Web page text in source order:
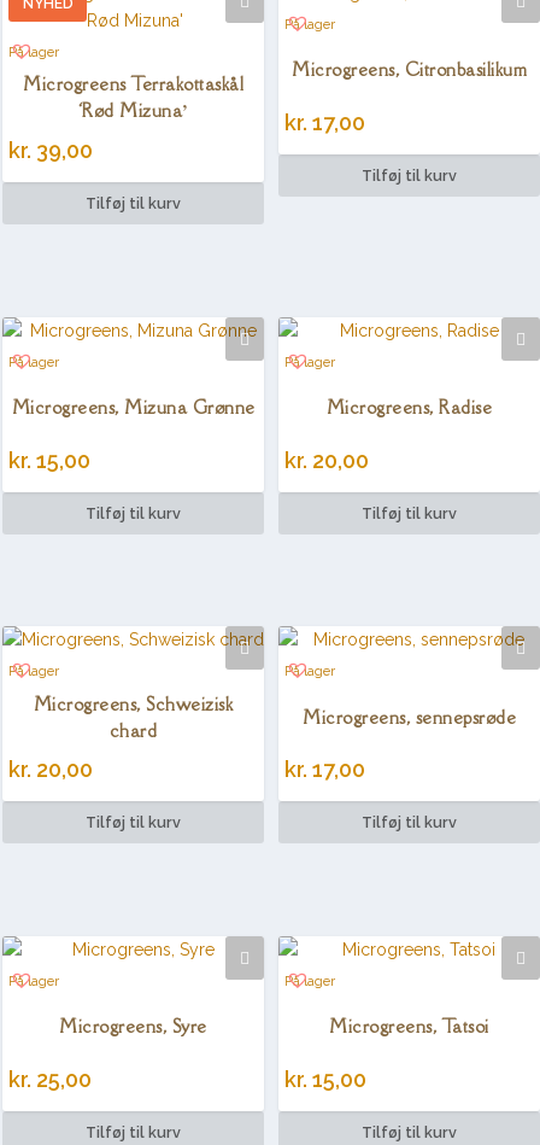
NYHED
På lager
Microgreens Terrakottaskål
‘Rød Mizuna’
kr. 39,00
Tilføj til kurv
På lager
Microgreens, Citronbasilikum
kr. 17,00
Tilføj til kurv
På lager
Microgreens, Mizuna Grønne
kr. 15,00
Tilføj til kurv
På lager
Microgreens, Radise
kr. 20,00
Tilføj til kurv
På lager
Microgreens, Schweizisk
chard
kr. 20,00
Tilføj til kurv
På lager
Microgreens, sennepsrøde
kr. 17,00
Tilføj til kurv
På lager
Microgreens, Syre
kr. 25,00
Tilføj til kurv
På lager
Microgreens, Tatsoi
kr. 15,00
Tilføj til kurv